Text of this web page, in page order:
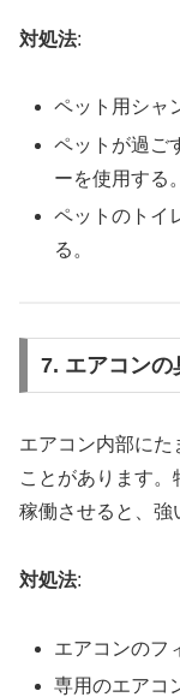
対処法:
ペット用シャ
ペットが過ご
ーを使用する。
ペットのトイ
る。
7. エアコンの
エアコン内部にた
ことがあります
稼働させると、強
対処法:
エアコンのフ
専用のエアコ